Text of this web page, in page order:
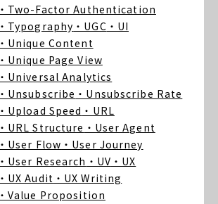
・Two-Factor Authentication
・Typography ・UGC ・UI
・Unique Content
・Unique Page View
・Universal Analytics
・Unsubscribe ・Unsubscribe Rate
・Upload Speed ・URL
・URL Structure ・User Agent
・User Flow ・User Journey
・User Research ・UV ・UX
・UX Audit ・UX Writing
・Value Proposition